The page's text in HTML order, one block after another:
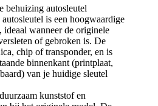
behuizing autosleutel
is een hoogwaardige
ideaal wanneer de originele
of gebroken is. De
chip of transponder, en is
binnenkant (printplaat,
van je huidige sleutel
kunststof en